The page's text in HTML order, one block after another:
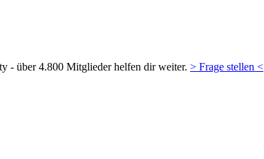
- über 4.800 Mitglieder helfen dir weiter. > Frage stellen <